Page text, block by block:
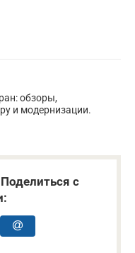
обзоры,
и модернизации.
с